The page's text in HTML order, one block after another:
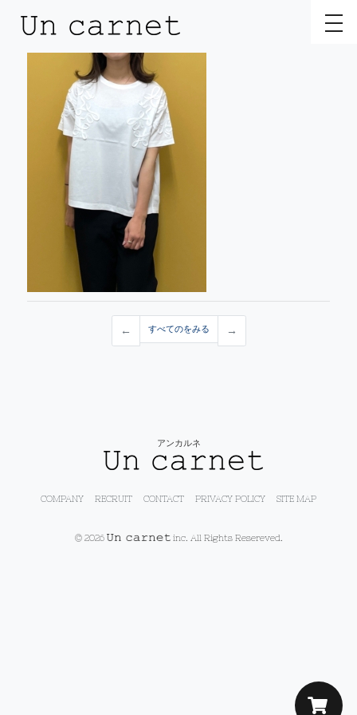
← すべてのをみる →
アンカルネ
COMPANY RECRUIT CONTACT PRIVACY POLICY SITE MAP
© 2026 inc. All Rights Resereved.